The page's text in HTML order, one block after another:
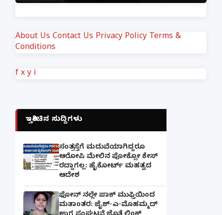
About Us Contact Us Privacy Policy Terms &
Conditions
f x y i
ಇತ್ತೀಚಿನ ಸುದ್ದಿಗಳು
ಸಂತ್ರಸ್ತೆಗೆ ಮದುವೆಯಾಗಿದ್ದರೂ
ಆರೋಪಿ ಮೇಲಿನ ಪೋಕ್ಸೋ ಕೇಸ್
ರದ್ದಾಗಲ್ಲ: ಹೈಕೋರ್ಟ್ ಮಹತ್ವದ
ಆದೇಶ
ಫೋನ್ ನಲ್ಲೇ ಪಾಕ್ ಮುಫ್ತಿಯಿಂದ
ಮತಾಂತರ: ಜೈಶ್-ಎ-ಮೊಹಮ್ಮದ್